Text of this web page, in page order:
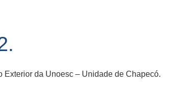
Exterior da Unoesc – Unidade de Chapecó.